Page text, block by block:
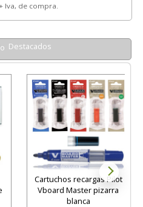
Iva, de compra.
Destacados
Cartuchos recargas Pilot
Vboard Master pizarra
blanca